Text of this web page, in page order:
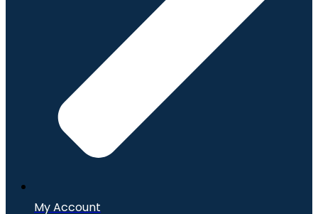
My Account